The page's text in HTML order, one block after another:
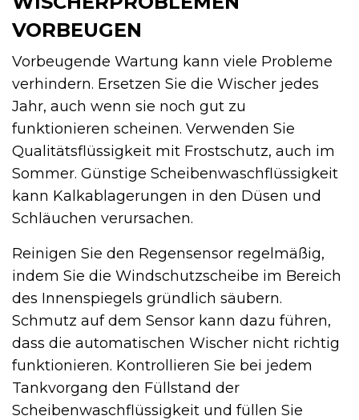
VORBEUGEN
Vorbeugende Wartung kann viele Probleme
verhindern. Ersetzen Sie die Wischer jedes
Jahr, auch wenn sie noch gut zu
funktionieren scheinen. Verwenden Sie
Qualitätsflüssigkeit mit Frostschutz, auch im
Sommer. Günstige Scheibenwaschflüssigkeit
kann Kalkablagerungen in den Düsen und
Schläuchen verursachen.
Reinigen Sie den Regensensor regelmäßig,
indem Sie die Windschutzscheibe im Bereich
des Innenspiegels gründlich säubern.
Schmutz auf dem Sensor kann dazu führen,
dass die automatischen Wischer nicht richtig
funktionieren. Kontrollieren Sie bei jedem
Tankvorgang den Füllstand der
Scheibenwaschflüssigkeit und füllen Sie